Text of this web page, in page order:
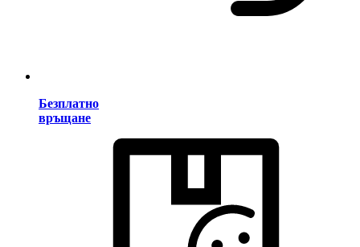
Безплатно
връщане